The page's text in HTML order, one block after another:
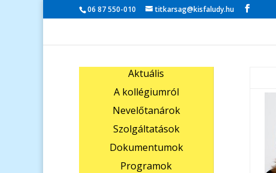
06 87 550-010 titkarsag@kisfaludy.hu
Aktuális
A kollégiumról
Nevelőtanárok
Szolgáltatások
Dokumentumok
Programok